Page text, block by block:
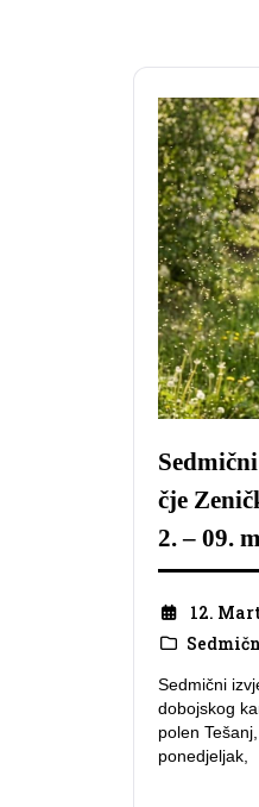
čje
2. – 09.
12.
Sedmični
dobojskog
polen
ponedjeljak,